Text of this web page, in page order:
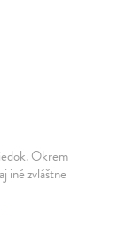
Okrem
iné zvláštne